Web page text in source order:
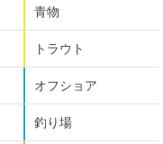
青物
トラウト
オフショア
釣り場